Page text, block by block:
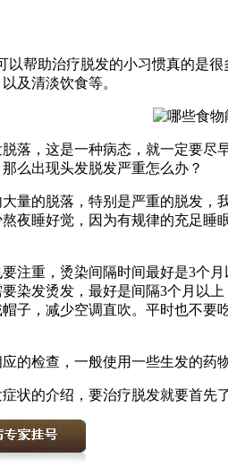
以帮助治疗脱发的小习惯真的是
及清淡饮食等。
落，这是一种病态，就一定要
么出现头发脱发严重怎么办？
量的脱落，特别是严重的脱发
夜睡好觉，因为有规律的充足
注重，烫染间隔时间最好是3个
染发烫发，最好是间隔3个月以
子，减少空调直吹。平时也不
的检查，一般使用一些生发的
状的介绍，要治疗脱发就要首先